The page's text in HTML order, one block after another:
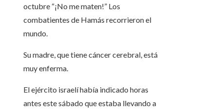
octubre “¡No me maten!” Los
combatientes de Hamás recorrieron el
mundo.
Su madre, que tiene cáncer cerebral, está
muy enferma.
El ejército israelí había indicado horas
antes este sábado que estaba llevando a